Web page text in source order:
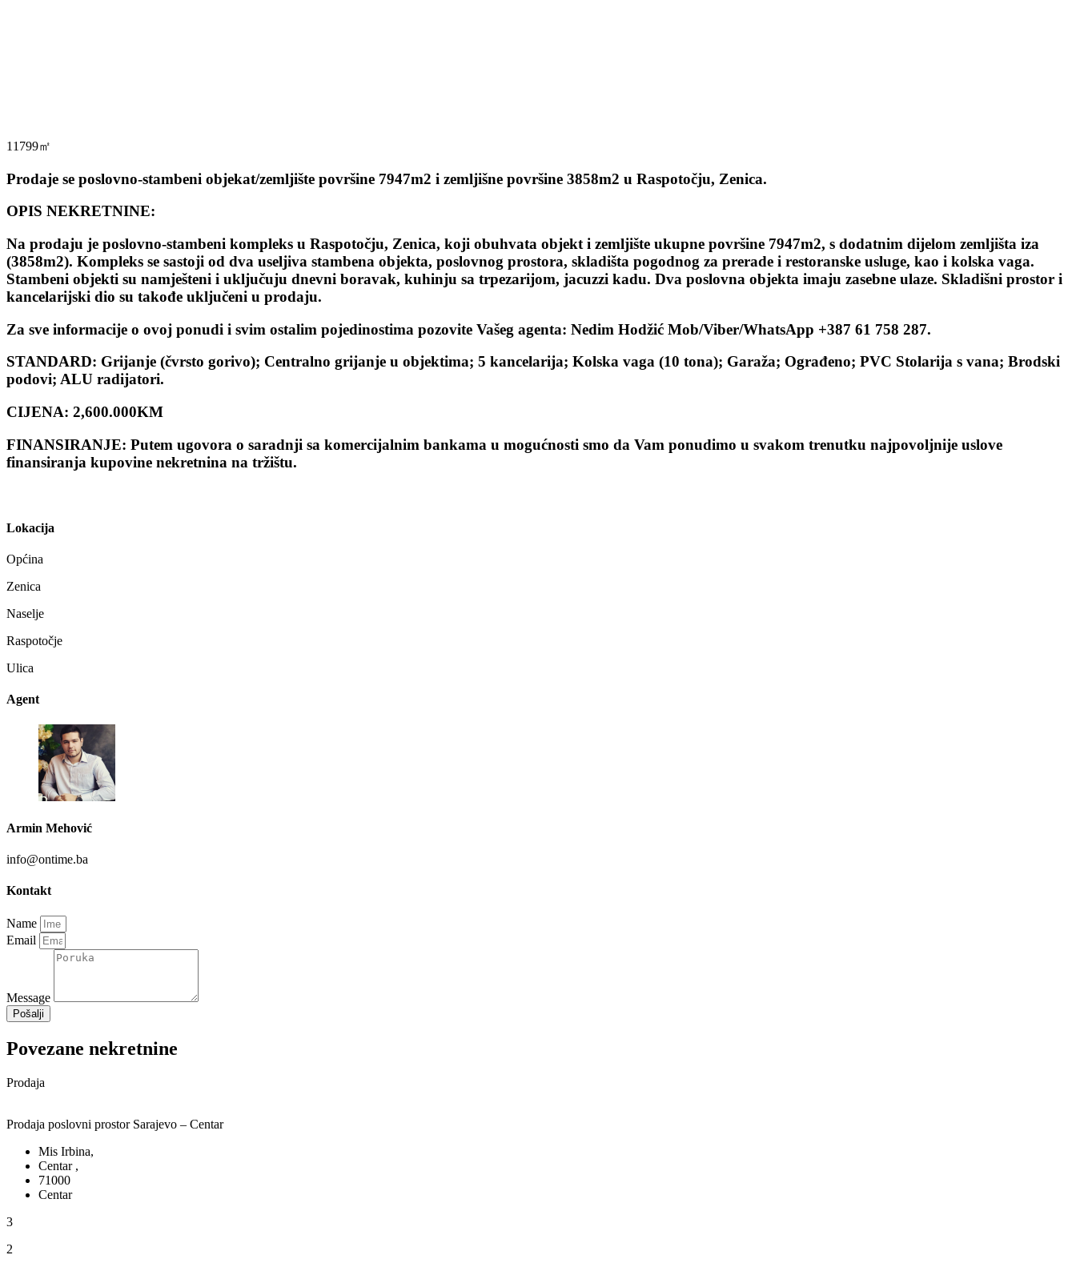
11799㎡
Prodaje se poslovno-stambeni objekat/zemljište površine 7947m2 i zemljišne površine 3858m2 u Raspotočju, Zenica.
OPIS NEKRETNINE:
Na prodaju je poslovno-stambeni kompleks u Raspotočju, Zenica, koji obuhvata objekt i zemljište ukupne površine 7947m2, s dodatnim dijelom zemljišta iza
(3858m2). Kompleks se sastoji od dva useljiva stambena objekta, poslovnog prostora, skladišta pogodnog za prerade i restoranske usluge, kao i kolska vaga.
Stambeni objekti su namješteni i uključuju dnevni boravak, kuhinju sa trpezarijom, jacuzzi kadu. Dva poslovna objekta imaju zasebne ulaze. Skladišni prostor i
kancelarijski dio su takođe uključeni u prodaju.
Za sve informacije o ovoj ponudi i svim ostalim pojedinostima pozovite Vašeg agenta: Nedim Hodžić Mob/Viber/WhatsApp +387 61 758 287.
STANDARD: Grijanje (čvrsto gorivo); Centralno grijanje u objektima; 5 kancelarija; Kolska vaga (10 tona); Garaža; Ograđeno; PVC Stolarija s vana; Brodski
podovi; ALU radijatori.
CIJENA: 2,600.000KM
FINANSIRANJE: Putem ugovora o saradnji sa komercijalnim bankama u mogućnosti smo da Vam ponudimo u svakom trenutku najpovoljnije uslove
finansiranja kupovine nekretnina na tržištu.
Lokacija
Općina
Zenica
Naselje
Raspotočje
Ulica
Agent
Armin Mehović
info@ontime.ba
Kontakt
Name
Email
Message
Pošalji
Povezane nekretnine
Prodaja
Prodaja poslovni prostor Sarajevo – Centar
Mis Irbina,
Centar ,
71000
Centar
3
2